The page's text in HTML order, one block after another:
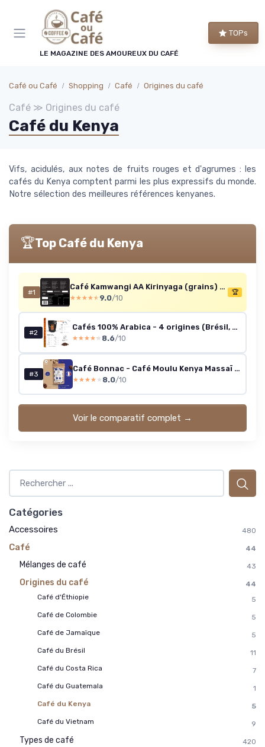
LE MAGAZINE DES AMOUREUX DU CAFÉ
TOPs
Café ou Café Shopping Café Origines du café
Café ≫ Origines du café
Café du Kenya
Vifs, acidulés, aux notes de fruits rouges et d'agrumes : les
cafés du Kenya comptent parmi les plus expressifs du monde.
Notre sélection des meilleures références kenyanes.
🏆Top Café du Kenya
#1
Café Kamwangi AA Kirinyaga (grains) 454 g
★★★★★
★★★★★ 9.0/10
🏆
#2
Cafés 100% Arabica - 4 origines (Brésil, Guatemala, Honduras, Kenya), 4×250 g, en grains, bio
★★★★★
★★★★★ 8.6/10
#3
Café Bonnac - Café Moulu Kenya Massaï 1kg – 100% Arabica De Haute Altitude - Goût Fruité Et Intense - Torréfaction Artisanale En France - Café Moulu Pour Machine À Café Grain Origine Contrôlée 1 kg (Lot de 1) 1
★★★★★
★★★★★ 8.0/10
Voir le comparatif complet →
Catégories
Accessoires 480
Café 44
Mélanges de café 43
Origines du café
44
Café d'Éthiopie
5
Café de Colombie
5
Café de Jamaïque
5
Café du Brésil
11
Café du Costa Rica
7
Café du Guatemala
1
Café du Kenya
5
Café du Vietnam
9
Types de café 420
Panneau de gestion des cookies